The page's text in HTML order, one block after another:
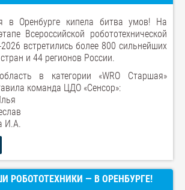
Оренбурге кипела битва умов! На
Всероссийской робототехнической
встретились более 800 сильнейших
и 44 регионов России.
в категории «WRO Старшая»
команда ЦДО «Сенсор»:
И.А.
РОБОТОТЕХНИКИ — В ОРЕНБУРГЕ!